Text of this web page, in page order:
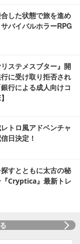
した状態で旅を進め
バイバルホラーRPG
ステメスブター』開
に受け取り拒否され
行による成人向けコ
トロ風アドベンチャ
日決定！
すとともに太古の秘
Cryptica』最新トレ